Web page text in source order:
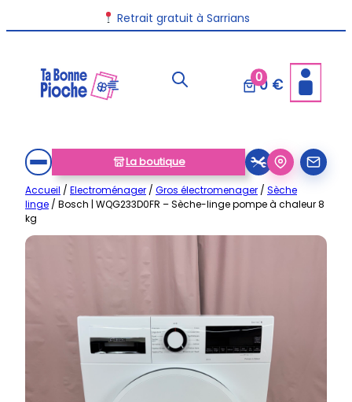
au
Retrait gratuit à Sarrians
00 €
La boutique
Accueil / Electroménager / Gros électromenager / Sèche
linge / Bosch | WQG233D0FR – Sèche-linge pompe à chaleur 8
kg